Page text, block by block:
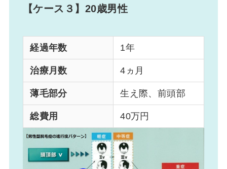
【ケース３】20歳男性
経過年数 1年
治療月数 4ヵ月
薄毛部分 生え際、前頭部
総費用 40万円